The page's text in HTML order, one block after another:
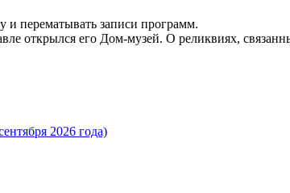
и перематывать записи программ.
открылся его Дом-музей. О реликвиях,
2026 года)